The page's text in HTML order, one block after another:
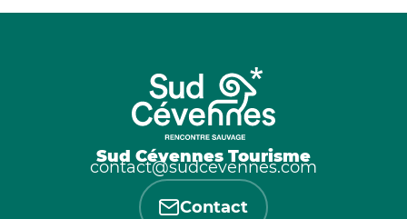
Sud Cévennes Tourisme
contact@sudcevennes.com
Contact